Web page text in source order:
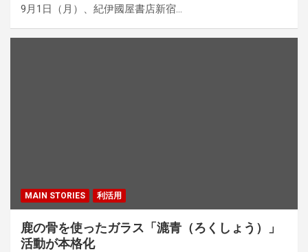
9月1日（月）、紀伊國屋書店新宿…
MAIN STORIES 利活用
鹿の骨を使ったガラス「漉青（ろくしょう）」
活動が本格化